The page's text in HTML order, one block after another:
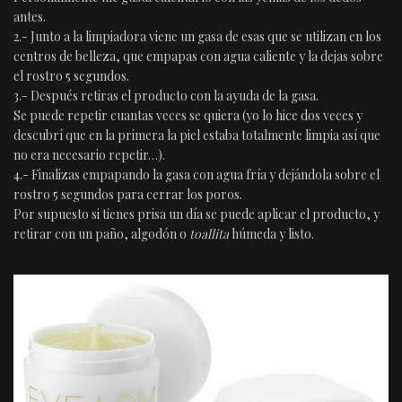
antes.
2.- Junto a la limpiadora viene un gasa de esas que se utilizan en los
centros de belleza, que empapas con agua caliente y la dejas sobre
el rostro 5 segundos.
3.- Después retiras el producto con la ayuda de la gasa.
Se puede repetir cuantas veces se quiera (yo lo hice dos veces y
descubrí que en la primera la piel estaba totalmente limpia así que
no era necesario repetir…).
4.- Finalizas empapando la gasa con agua fría y dejándola sobre el
rostro 5 segundos para cerrar los poros.
Por supuesto si tienes prisa un día se puede aplicar el producto, y
retirar con un paño, algodón o toallita húmeda y listo.